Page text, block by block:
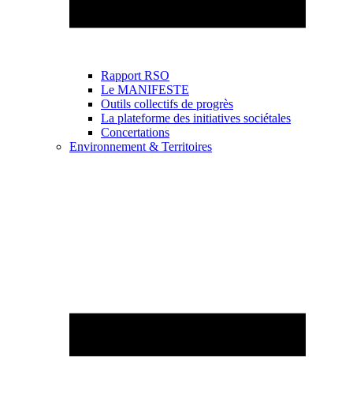
Rapport RSO
Le MANIFESTE
Outils collectifs de progrès
La plateforme des initiatives sociétales
Concertations
Environnement & Territoires